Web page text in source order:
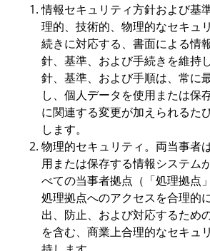
情報セキュリティ方針および基
理的、技術的、物理的なセキュ
続きに対応する、書面による情
針、基準、および手続きを維持
針、基準、および手順は、常に
し、個人データを使用または保
に関連する変更が加えられるた
します。
物理的セキュリティ。両当事者
用または保存する情報システム
べての当事者拠点（「処理拠点
処理拠点へのアクセスを合理的
出、防止、および対応するため
を含む、商業上合理的なセキュ